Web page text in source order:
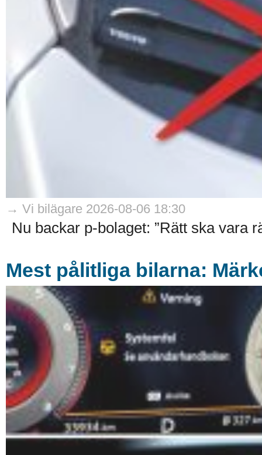
→ Vi bilägare 2026-08-06 18:30
Nu backar p-bolaget: ”Rätt ska vara
Mest pålitliga bilarna: